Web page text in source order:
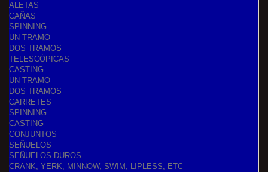
ALETAS
CAÑAS
SPINNING
UN TRAMO
DOS TRAMOS
TELESCÓPICAS
CASTING
UN TRAMO
DOS TRAMOS
CARRETES
SPINNING
CASTING
CONJUNTOS
SEÑUELOS
SEÑUELOS DUROS
CRANK, YERK, MINNOW, SWIM, LIPLESS, ETC